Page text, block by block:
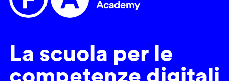
La scuola per le